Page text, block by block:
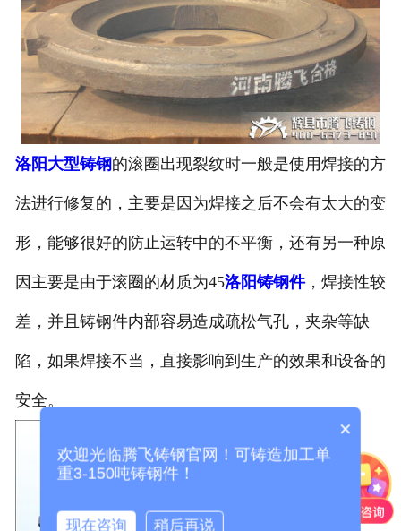
联系我们
洛阳大型铸钢的滚圈出现裂纹时一般是使用焊接的方
法进行修复的，主要是因为焊接之后不会有太大的变
形，能够很好的防止运转中的不平衡，还有另一种原
因主要是由于滚圈的材质为45洛阳铸钢件，焊接性较
差，并且铸钢件内部容易造成疏松气孔，夹杂等缺
陷，如果焊接不当，直接影响到生产的效果和设备的
安全。
×
欢迎光临腾飞铸钢官网！可铸造加工单
重3-150吨铸钢件！
现在咨询 稍后再说